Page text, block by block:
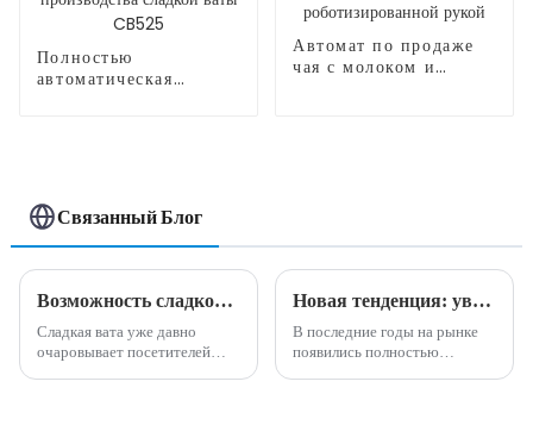
Полностью
автоматическая
Автомат по продаже
чая с молоком и
Связанный Блог
Возможность сладкого бизнеса: преимущества машины для производства сладкой ваты
Сладкая вата уже давно
очаровывает посетителей
Новая тенденция: увеличьте свой доход с помощью инновационных машин для производства сладкой ваты
В последние годы на рынке
появились полностью